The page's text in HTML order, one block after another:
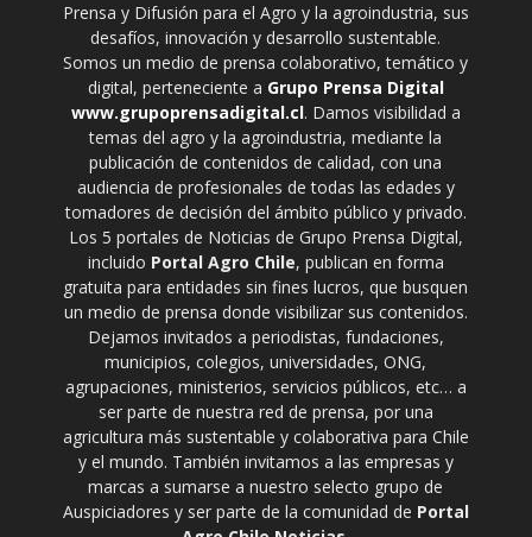
Prensa y Difusión para el Agro y la agroindustria, sus
desafíos, innovación y desarrollo sustentable.
Somos un medio de prensa colaborativo, temático y
digital, perteneciente a Grupo Prensa Digital
www.grupoprensadigital.cl. Damos visibilidad a
temas del agro y la agroindustria, mediante la
publicación de contenidos de calidad, con una
audiencia de profesionales de todas las edades y
tomadores de decisión del ámbito público y privado.
Los 5 portales de Noticias de Grupo Prensa Digital,
incluido Portal Agro Chile, publican en forma
gratuita para entidades sin fines lucros, que busquen
un medio de prensa donde visibilizar sus contenidos.
Dejamos invitados a periodistas, fundaciones,
municipios, colegios, universidades, ONG,
agrupaciones, ministerios, servicios públicos, etc… a
ser parte de nuestra red de prensa, por una
agricultura más sustentable y colaborativa para Chile
y el mundo. También invitamos a las empresas y
marcas a sumarse a nuestro selecto grupo de
Auspiciadores y ser parte de la comunidad de Portal